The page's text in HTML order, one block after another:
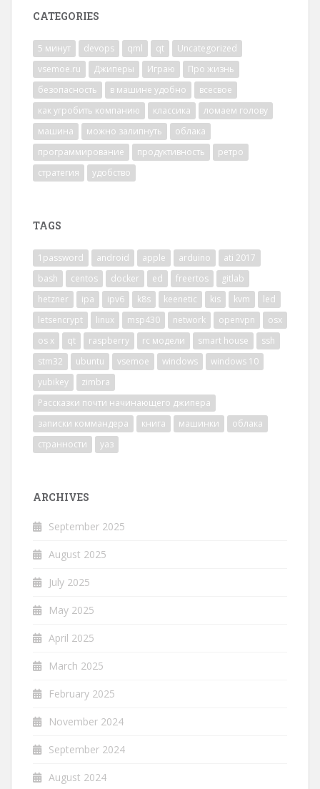
CATEGORIES
5 минут devops qml qt
Uncategorized
vsemoe.ru
Джиперы Играю
Про жизнь
безопасность
в машине удобно
всесвое
как угробить компанию
классика
ломаем голову
машина
можно залипнуть
облака
программирование
продуктивность
ретро
стратегия
удобство
TAGS
1password android apple arduino
ati 2017
bash
centos docker ed freertos
gitlab
hetzner
ipa ipv6 k8s keenetic kis kvm
led
letsencrypt
linux msp430 network openvpn
osx
os x
qt raspberry rc модели smart house
ssh
stm32
ubuntu vsemoe windows
windows 10
yubikey
zimbra
Рассказки почти начинающего джипера
записки коммандера
книга машинки
облака
странности
уаз
ARCHIVES
September 2025
August 2025
July 2025
May 2025
April 2025
March 2025
February 2025
November 2024
September 2024
August 2024